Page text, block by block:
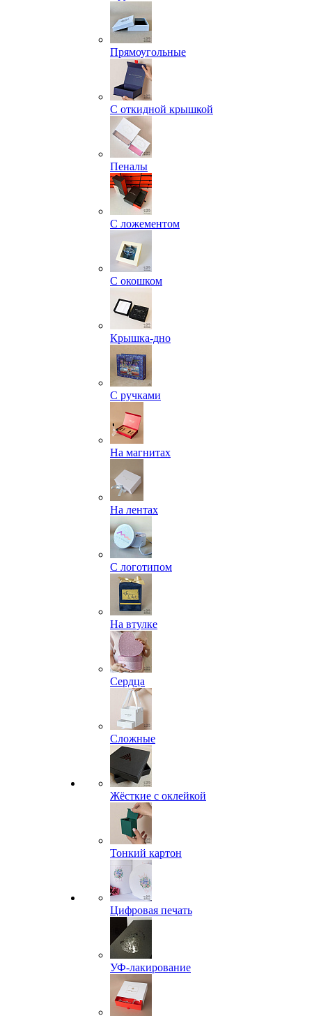
Прямоугольные
С откидной крышкой
Пеналы
С ложементом
С окошком
Крышка-дно
С ручками
На магнитах
На лентах
С логотипом
На втулке
Сердца
Сложные
Жёсткие с оклейкой
Тонкий картон
Цифровая печать
УФ-лакирование